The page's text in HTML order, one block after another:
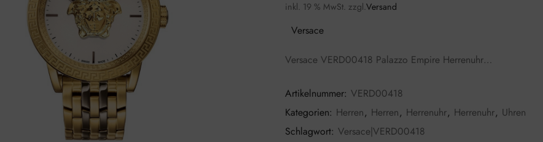
inkl. 19 % MwSt. zzgl.Versand
Versace
Versace VERD00418 Palazzo Empire Herrenuhr…
Artikelnummer: VERD00418
Kategorien: Herren, Herren, Herrenuhr, Herrenuhr, Uhren
Schlagwort: Versace|VERD00418